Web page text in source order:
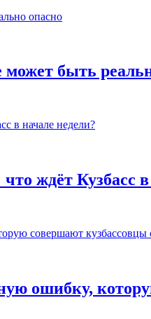
быть
ждёт Кузбасс в
ошибку,